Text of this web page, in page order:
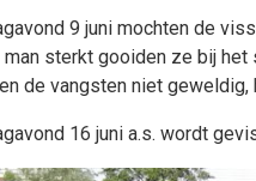
9 juni mochten de
sterkt gooiden ze bij het
de vangsten niet
16 juni a.s. wordt